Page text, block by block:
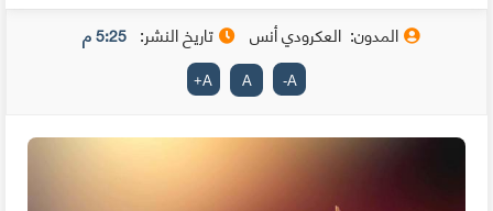
المدون: العكرودي أنس تاريخ النشر: 5:25 م
A
-
A
A
+